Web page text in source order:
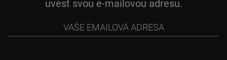
uvést svou e-mailovou adresu.
adresa